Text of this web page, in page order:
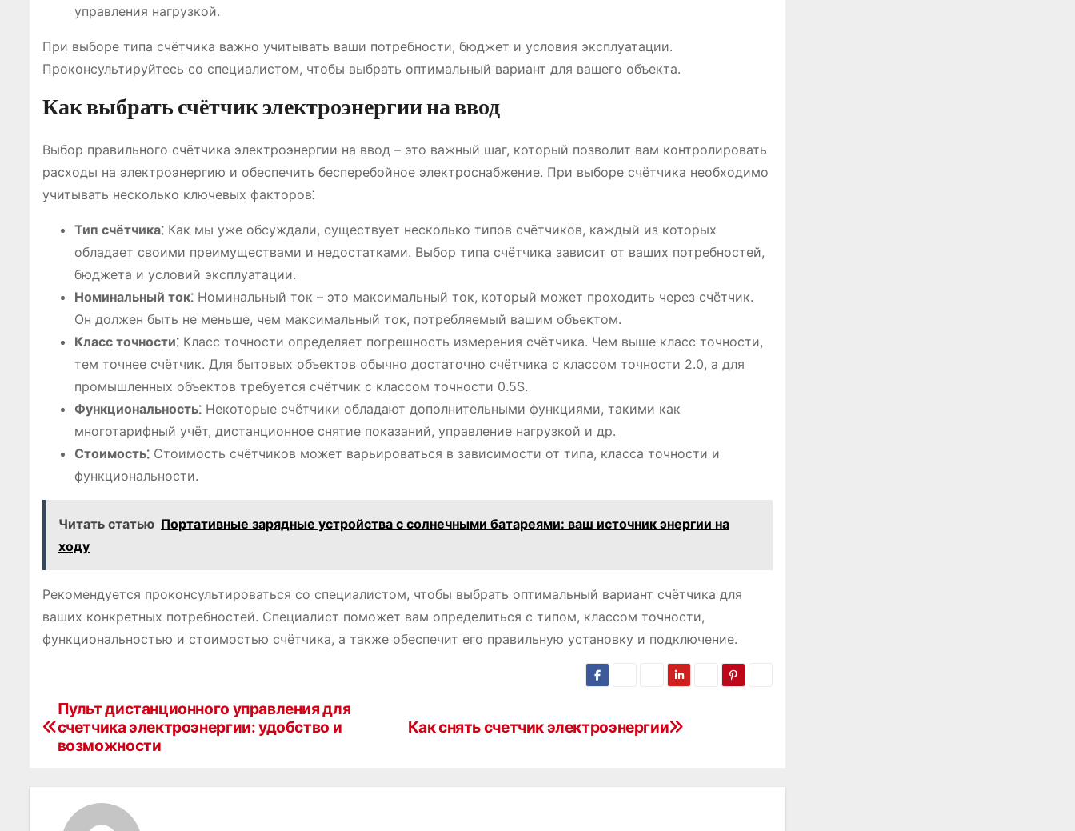
управления нагрузкой.
При выборе типа счётчика важно учитывать ваши потребности, бюджет и условия эксплуатации.
Проконсультируйтесь со специалистом, чтобы выбрать оптимальный вариант для вашего объекта.
Как выбрать счётчик электроэнергии на ввод
Выбор правильного счётчика электроэнергии на ввод – это важный шаг, который позволит вам контролировать
расходы на электроэнергию и обеспечить бесперебойное электроснабжение. При выборе счётчика необходимо
учитывать несколько ключевых факторов⁚
Тип счётчика⁚ Как мы уже обсуждали, существует несколько типов счётчиков, каждый из которых
обладает своими преимуществами и недостатками. Выбор типа счётчика зависит от ваших потребностей,
бюджета и условий эксплуатации.
Номинальный ток⁚ Номинальный ток – это максимальный ток, который может проходить через счётчик.
Он должен быть не меньше, чем максимальный ток, потребляемый вашим объектом.
Класс точности⁚ Класс точности определяет погрешность измерения счётчика. Чем выше класс точности,
тем точнее счётчик. Для бытовых объектов обычно достаточно счётчика с классом точности 2.0, а для
промышленных объектов требуется счётчик с классом точности 0.5S.
Функциональность⁚ Некоторые счётчики обладают дополнительными функциями, такими как
многотарифный учёт, дистанционное снятие показаний, управление нагрузкой и др.
Стоимость⁚ Стоимость счётчиков может варьироваться в зависимости от типа, класса точности и
функциональности.
Читать статью Портативные зарядные устройства с солнечными батареями: ваш источник энергии на
ходу
Рекомендуется проконсультироваться со специалистом, чтобы выбрать оптимальный вариант счётчика для
ваших конкретных потребностей. Специалист поможет вам определиться с типом, классом точности,
функциональностью и стоимостью счётчика, а также обеспечит его правильную установку и подключение.
Н
Как снять счетчик электроэнергии
Пульт дистанционного управления для
счетчика электроэнергии: удобство и
возможности